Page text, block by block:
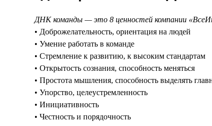
ДНК команды — это 8 ценностей компании
• Доброжелательность, ориентация на людей
• Умение работать в команде
• Стремление к развитию, к высоким стандартам
• Открытость сознания, способность меняться
• Простота мышления, способность выделять
• Упорство, целеустремленность
• Инициативность
• Честность и порядочность